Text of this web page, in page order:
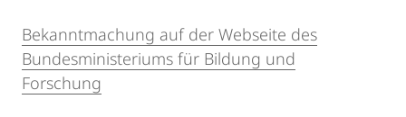
Bekanntmachung auf der Webseite des
Bundesministeriums für Bildung und
Forschung